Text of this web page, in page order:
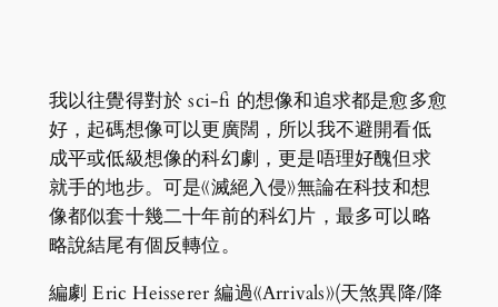
我以往覺得對於 sci-fi 的想像和追求都是愈多愈
好，起碼想像可以更廣闊，所以我不避開看低
成平或低級想像的科幻劇，更是唔理好醜但求
就手的地步。可是《滅絕入侵》無論在科技和想
像都似套十幾二十年前的科幻片，最多可以略
略說結尾有個反轉位。
編劇 Eric Heisserer 編過《Arrivals》(天煞異降/降